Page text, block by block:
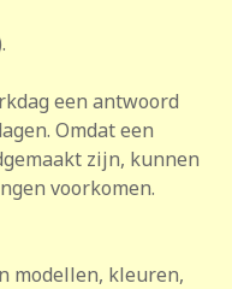
een antwoord
Omdat een
zijn, kunnen
voorkomen.
modellen, kleuren,